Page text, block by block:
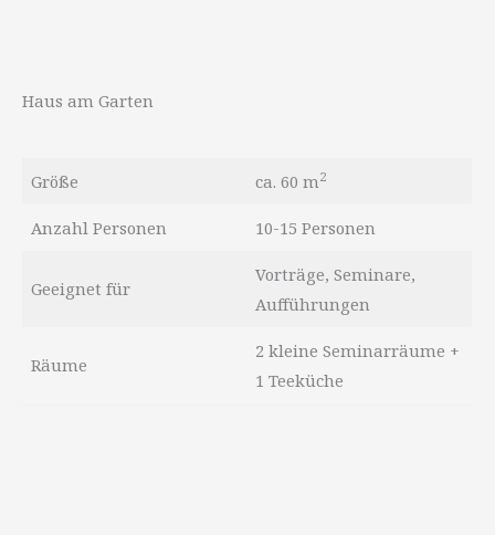
Haus am Garten
Größe ca. 60 m 2
Anzahl Personen 10-15 Personen
Geeignet für
Vorträge, Seminare,
Aufführungen
Räume
2 kleine Seminarräume +
1 Teeküche